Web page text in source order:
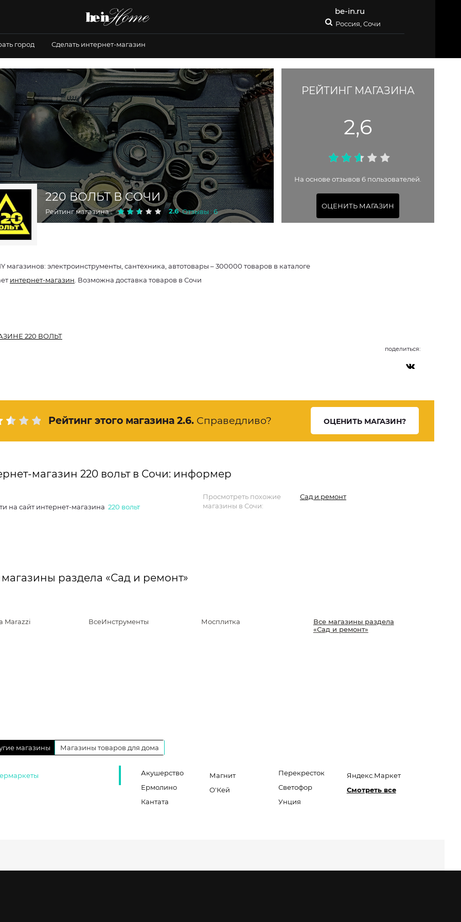
be-in.ru
Россия, Сочи
город Сделать интернет-магазин
220 ВОЛЬТ В СОЧИ
Рейтинг магазина : 2.6 Отзывы : 6
РЕЙТИНГ МАГАЗИНА
2,6
На основе отзывов 6 пользователей.
ОЦЕНИТЬ МАГАЗИН
магазинов: электроинструменты, сантехника, автотовары – 300000 товаров в каталоге
интернет-магазин . Возможна доставка товаров в Сочи
220 ВОЛЬТ
поделиться:
Рейтинг этого магазина 2.6. Справедливо? ОЦЕНИТЬ МАГАЗИН?
магазин 220 вольт в Сочи: информер
на сайт интернет-магазина 220 вольт
Просмотреть похожие
магазины в Сочи:
Сад и ремонт
раздела «Сад и ремонт»
Marazzi ВсеИнструменты Мосплитка
Все магазины раздела
«Сад и ремонт»
магазины Магазины товаров для дома
Акушерство
Ермолино
Кантата
Магнит
О'Кей
Перекресток
Светофор
Унция
Яндекс.Маркет
Смотреть все